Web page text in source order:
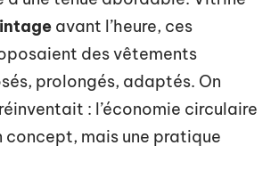
avant l’heure, ces
des vêtements
prolongés, adaptés. On
: l’économie circulaire
concept, mais une pratique